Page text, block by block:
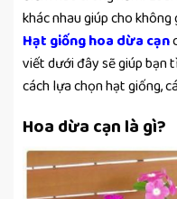
khác nhau giúp cho
Hạt giống hoa dừa cạn
viết dưới đây sẽ giúp bạn
cách lựa chọn hạt giống,
Hoa dừa cạn là gì?